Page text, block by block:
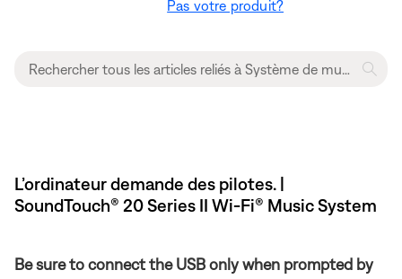
Pas votre produit?
L’ordinateur demande des pilotes. |
SoundTouch® 20 Series II Wi-Fi® Music System
Be sure to connect the USB only when prompted by